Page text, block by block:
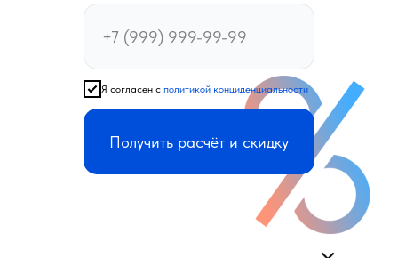
Я согласен с политикой конциденциальности
Получить расчёт и скидку